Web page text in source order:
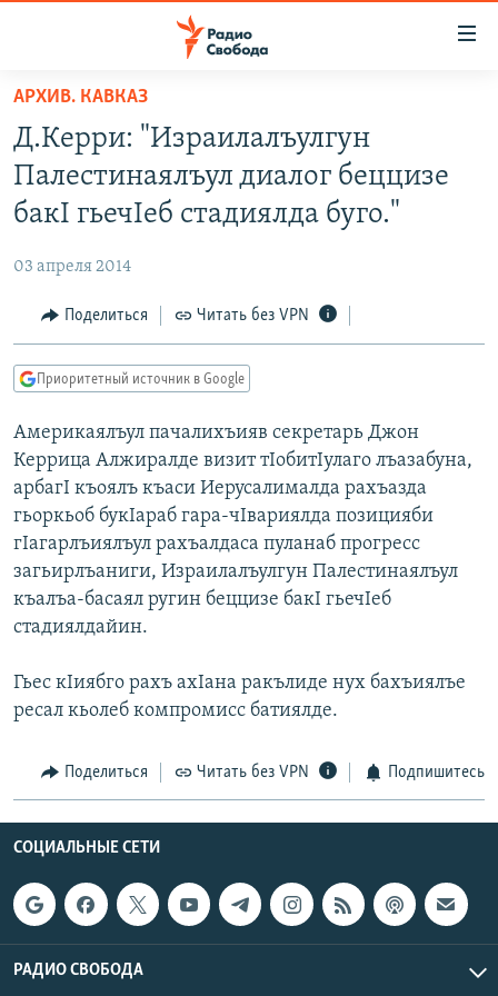
упрощенного
доступа
Вернуться
основному
Вернутся
Вернутся
поиску
ПОДКАСТЫ
АВТОРСКИЕ ПРОЕКТЫ
МНЕНИЯ
КУЛЬТУРА
КАВКАЗ.РЕАЛИИ
СЕВЕР.РЕАЛИИ
СИБИРЬ.РЕАЛИИ
РАСПИСАНИЕ ВЕЩАНИЯ
ПОДПИШИТЕСЬ НА РАССЫЛКУ
СОЦИАЛЬНЫЕ СЕТИ
Все сайты РСЕ/РС
АРХИВ. КАВКАЗ
Д.Керри: "Израилалъулгун
Палестинаялъул диалог беццизе
бакI гьечIеб стадиялда буго."
03 апреля 2014
Поделиться Читать без VPN
Приоритетный источник в Google
Америкаялъул пачалихъияв секретарь Джон
Керрица Алжиралде визит тIобитIулаго лъазабуна,
арбагI къоялъ къаси Иерусалималда рахъазда
гьоркьоб букIараб гара-чIвариялда позицияби
гIагарлъиялъул рахъалдаса пуланаб прогресс
загьирлъаниги, Израилалъулгун Палестинаялъул
къалъа-басаял ругин беццизе бакI гьечIеб
стадиялдайин.
Гьес кIиябго рахъ ахIана ракълиде нух бахъиялъе
ресал кьолеб компромисс батиялде.
Поделиться Читать без VPN Подпишитесь
СОЦИАЛЬНЫЕ СЕТИ
РАДИО СВОБОДА